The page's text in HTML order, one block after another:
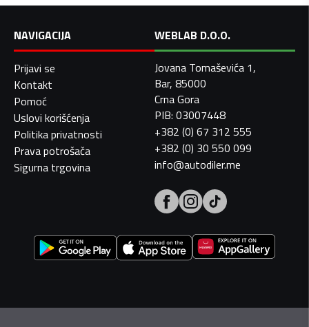
NAVIGACIJA
Prijavi se
Kontakt
Pomoć
Uslovi korišćenja
Politika privatnosti
Prava potrošača
Sigurna trgovina
WEBLAB D.O.O.
Jovana Tomaševića 1,
Bar, 85000
Crna Gora
PIB: 03007448
+382 (0) 67 312 555
+382 (0) 30 550 099
info@autodiler.me